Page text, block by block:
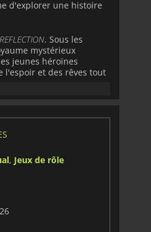
d'explorer une histoire
. Sous les
mystérieux
jeunes héroïnes
l'espoir et des rêves tout
pèsent sur leur cœur.
mystères et des
une narration
REFLECTION Quartet
modernes
plus fluides,
améliorations
La collection élargit
de nouvelles façons de
, Jeux de rôle